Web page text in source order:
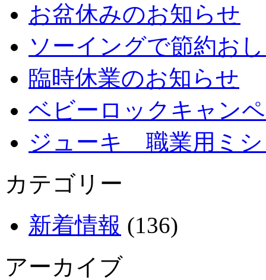
お盆休みのお知らせ
ソーイングで節約お
臨時休業のお知らせ
ベビーロックキャン
ジューキ 職業用ミ
カテゴリー
新着情報 (136)
アーカイブ